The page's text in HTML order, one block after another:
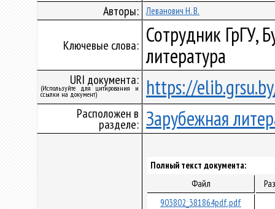
Авторы: Леванович Н. В.
Ключевые слова: Сотрудник ГрГУ,
литература
URI документа:
(Используйте для цитирования и
ссылки на документ) https://
Расположен в
разделе: Зарубежная
Полный текст документа:
Файл
903802_381864pdf.pdf